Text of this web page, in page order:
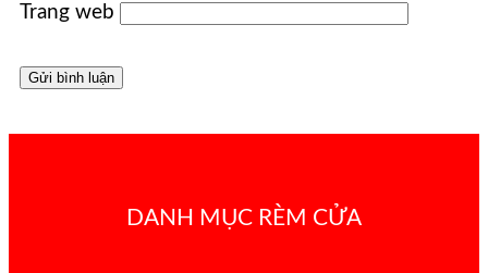
Trang web
DANH MỤC RÈM CỬA